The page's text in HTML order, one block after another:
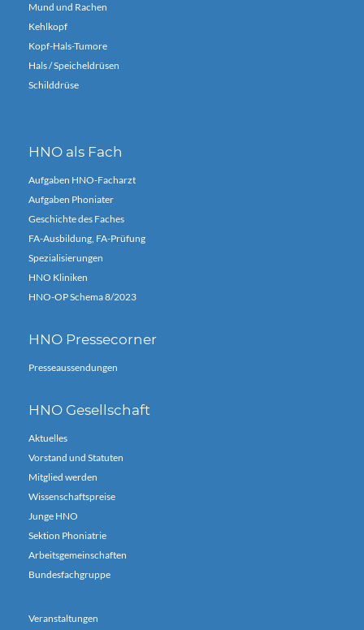
Mund und Rachen
Kehlkopf
Kopf-Hals-Tumore
Hals / Speicheldrüsen
Schilddrüse
HNO als Fach
Aufgaben HNO-Facharzt
Aufgaben Phoniater
Geschichte des Faches
FA-Ausbildung, FA-Prüfung
Spezialisierungen
HNO Kliniken
HNO-OP Schema 8/2023
HNO Pressecorner
Presseaussendungen
HNO Gesellschaft
Aktuelles
Vorstand und Statuten
Mitglied werden
Wissenschaftspreise
Junge HNO
Sektion Phoniatrie
Arbeitsgemeinschaften
Bundesfachgruppe
Veranstaltungen